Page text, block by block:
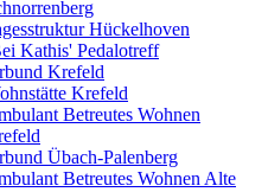
Hückelhoven
Kathis' Pedalotreff
Krefeld
Krefeld
Betreutes Wohnen
Übach-Palenberg
Betreutes Wohnen Alte